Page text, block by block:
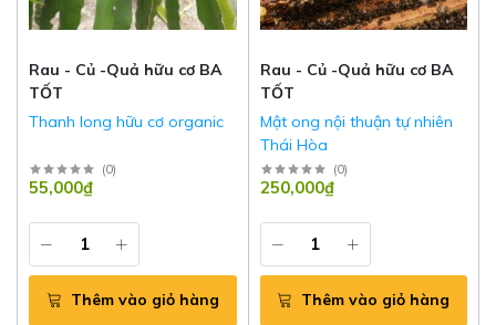
Rau - Củ -Quả hữu cơ BA
TỐT
Thanh long hữu cơ organic
(0)
55,000₫
Thêm vào giỏ hàng
Rau - Củ -Quả hữu cơ BA
TỐT
Mật ong nội thuận tự nhiên
Thái Hòa
(0)
250,000₫
Thêm vào giỏ hàng